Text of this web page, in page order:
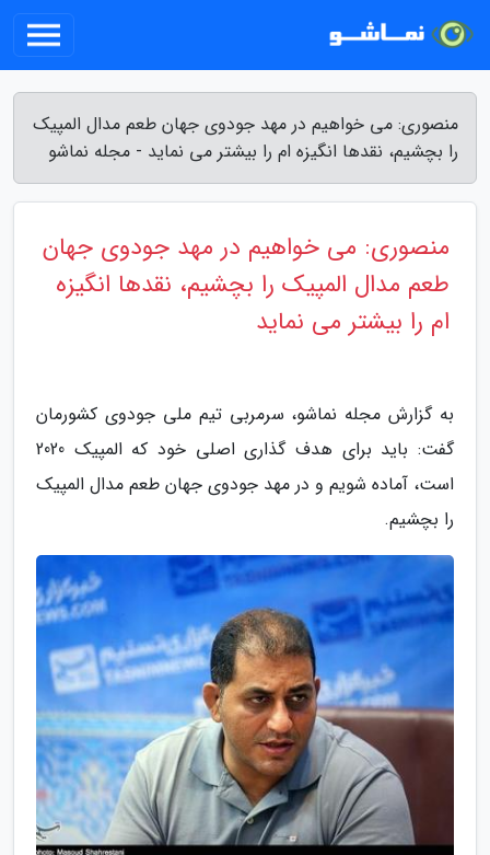
منصوری: می خواهیم در مهد جودوی جهان طعم مدال المپیک
را بچشیم، نقدها انگیزه ام را بیشتر می نماید - مجله نماشو
منصوری: می خواهیم در مهد جودوی جهان
طعم مدال المپیک را بچشیم، نقدها انگیزه
ام را بیشتر می نماید
به گزارش مجله نماشو، سرمربی تیم ملی جودوی کشورمان
گفت: باید برای هدف گذاری اصلی خود که المپیک 2020
است، آماده شویم و در مهد جودوی جهان طعم مدال المپیک
را بچشیم.